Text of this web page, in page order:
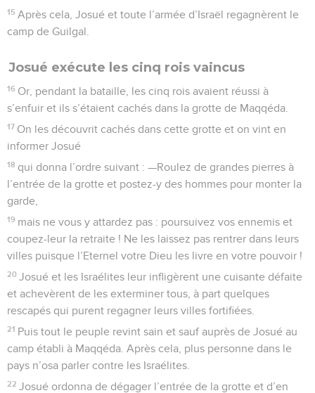
15 Après cela, Josué et toute l’armée d’Israël regagnèrent le
camp de Guilgal.
Josué exécute les cinq rois vaincus
16 Or, pendant la bataille, les cinq rois avaient réussi à
s’enfuir et ils s’étaient cachés dans la grotte de Maqqéda.
17 On les découvrit cachés dans cette grotte et on vint en
informer Josué
18 qui donna l’ordre suivant : —Roulez de grandes pierres à
l’entrée de la grotte et postez-y des hommes pour monter la
garde,
19 mais ne vous y attardez pas : poursuivez vos ennemis et
coupez-leur la retraite ! Ne les laissez pas rentrer dans leurs
villes puisque l’Eternel votre Dieu les livre en votre pouvoir !
20 Josué et les Israélites leur infligèrent une cuisante défaite
et achevèrent de les exterminer tous, à part quelques
rescapés qui purent regagner leurs villes fortifiées.
21 Puis tout le peuple revint sain et sauf auprès de Josué au
camp établi à Maqqéda. Après cela, plus personne dans le
pays n’osa parler contre les Israélites.
22 Josué ordonna de dégager l’entrée de la grotte et d’en